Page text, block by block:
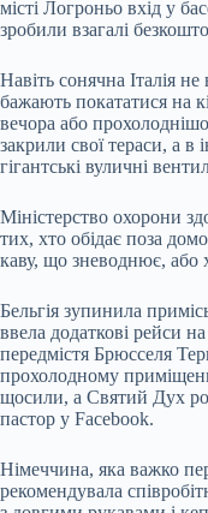
місті Логроньо вхід у
зробили взагалі
Навіть сонячна Італія
бажають покататися на
вечора або
закрили свої тераси, а
гігантські вуличні
Міністерство охорони
тих, хто обідає поза
каву, що зневоднює, або
Бельгія зупинила
ввела додаткові рейси
передмістя Брюсселя
прохолодному
щосили, а Святий Дух
пастор у Facebook.
Німеччина, яка важко
рекомендувала